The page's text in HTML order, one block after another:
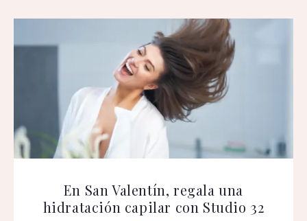
En San Valentín, regala una
hidratación capilar con Studio 32